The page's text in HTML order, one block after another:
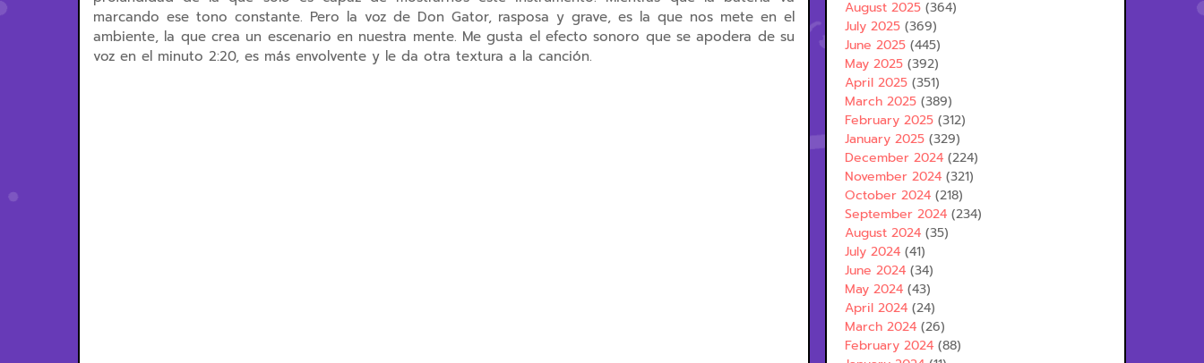
marcando ese tono constante. Pero la voz de Don Gator, rasposa y grave, es la que nos mete en el
ambiente, la que crea un escenario en nuestra mente. Me gusta el efecto sonoro que se apodera de su
voz en el minuto 2:20, es más envolvente y le da otra textura a la canción.
August 2025 (364)
July 2025 (369)
June 2025 (445)
May 2025 (392)
April 2025 (351)
March 2025 (389)
February 2025 (312)
January 2025 (329)
December 2024 (224)
November 2024 (321)
October 2024 (218)
September 2024 (234)
August 2024 (35)
July 2024 (41)
June 2024 (34)
May 2024 (43)
April 2024 (24)
March 2024 (26)
February 2024 (88)